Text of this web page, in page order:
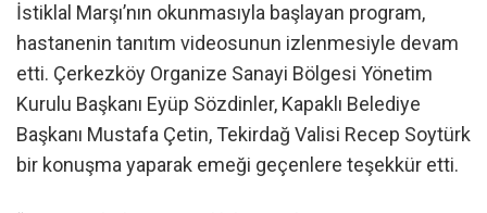
İstiklal Marşı’nın okunmasıyla başlayan program,
hastanenin tanıtım videosunun izlenmesiyle devam
etti. Çerkezköy Organize Sanayi Bölgesi Yönetim
Kurulu Başkanı Eyüp Sözdinler, Kapaklı Belediye
Başkanı Mustafa Çetin, Tekirdağ Valisi Recep Soytürk
bir konuşma yaparak emeği geçenlere teşekkür etti.